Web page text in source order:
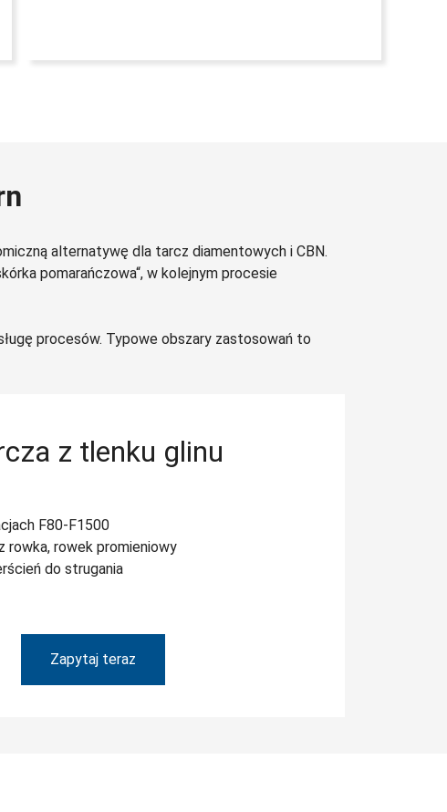
alternatywę dla tarcz diamentowych i CBN.
pomarańczowa“, w kolejnym procesie
procesów. Typowe obszary zastosowań to
z tlenku glinu
F80-F1500
rowka, rowek promieniowy
do strugania
Zapytaj teraz